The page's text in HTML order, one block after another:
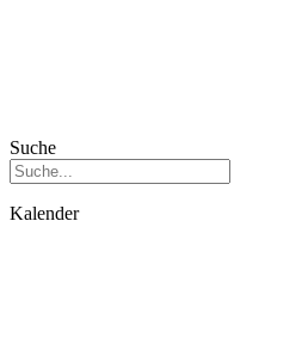
Suche
Kalender